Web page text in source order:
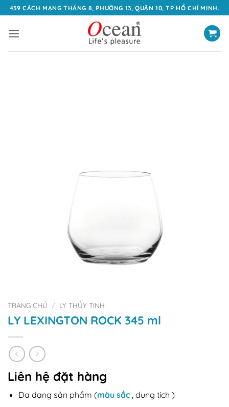
qua
nội
439 CÁCH MẠNG THÁNG 8, PHƯỜNG 13, QUẬN 10, TP HỒ CHÍ MINH.
TRANG CHỦ / LY THỦY TINH
LY LEXINGTON ROCK 345 ml
Liên hệ đặt hàng
Đa dạng sản phẩm (màu sắc, dung tích )